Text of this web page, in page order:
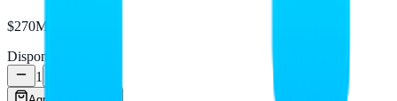
$270MXN
Disponible
1